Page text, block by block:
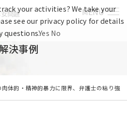
MENU
問題
決事例
肉体的・精神的暴力に限界、弁護士の粘り強
your activities? We take your
see our privacy policy for details
questions.Yes No